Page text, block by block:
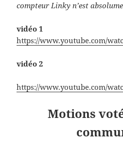
compteur Linky n’est
vidéo 1
https://www.youtube.com/
vidéo 2
https://www.youtube.com/
Motions